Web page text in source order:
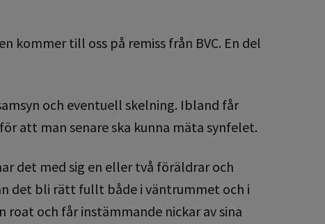
kommer till oss på remiss från BVC. En del
och eventuell skelning. Ibland får
att man senare ska kunna mäta synfelet.
det med sig en eller två föräldrar och
det bli rätt fullt både i väntrummet och i
och får instämmande nickar av sina